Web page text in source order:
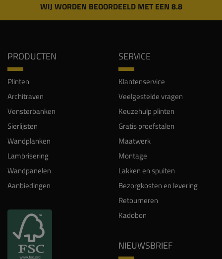
WIJ WORDEN BEOORDEELD MET EEN 8.8
PRODUCTEN
Plinten
Architraven
Vensterbanken
Sierlijsten
Wandplanken
Lambrisering
Wandpanelen
Aanbiedingen
SERVICE
Klantenservice
Veelgestelde vragen
Keuzehulp plinten
Gratis proefstalen
Maatwerk
Montage
Lakken en spuiten
Bezorgkosten en levering
Retourneren
Kadobon
NIEUWSBRIEF